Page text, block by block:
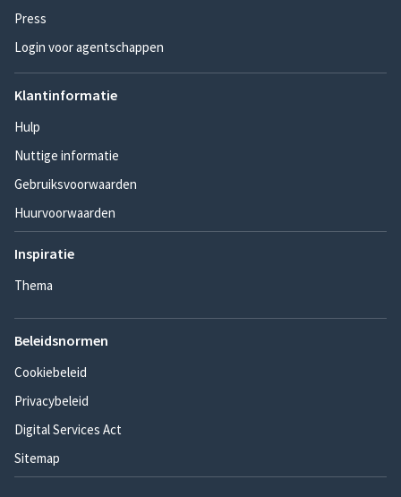
Press
Login voor agentschappen
Klantinformatie
Hulp
Nuttige informatie
Gebruiksvoorwaarden
Huurvoorwaarden
Inspiratie
Thema
Beleidsnormen
Cookiebeleid
Privacybeleid
Digital Services Act
Sitemap